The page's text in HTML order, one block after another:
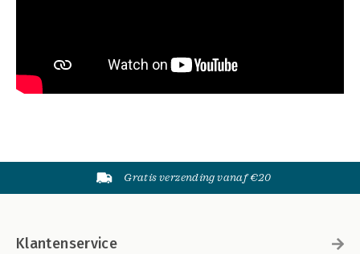
Gratis verzending vanaf €20
Klantenservice